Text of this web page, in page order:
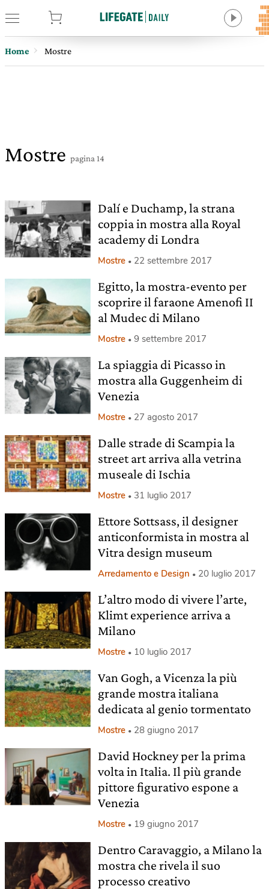
Home Mostre
Mostre pagina 14
Dalí e Duchamp, la strana
coppia in mostra alla Royal
academy di Londra
Mostre 22 settembre 2017
Egitto, la mostra-evento per
scoprire il faraone Amenofi II
al Mudec di Milano
Mostre 9 settembre 2017
La spiaggia di Picasso in
mostra alla Guggenheim di
Venezia
Mostre 27 agosto 2017
Dalle strade di Scampia la
street art arriva alla vetrina
museale di Ischia
Mostre 31 luglio 2017
Ettore Sottsass, il designer
anticonformista in mostra al
Vitra design museum
Arredamento e Design 20 luglio 2017
L’altro modo di vivere l’arte,
Klimt experience arriva a
Milano
Mostre 10 luglio 2017
Van Gogh, a Vicenza la più
grande mostra italiana
dedicata al genio tormentato
Mostre 28 giugno 2017
David Hockney per la prima
volta in Italia. Il più grande
pittore figurativo espone a
Venezia
Mostre 19 giugno 2017
Dentro Caravaggio, a Milano la
mostra che rivela il suo
processo creativo